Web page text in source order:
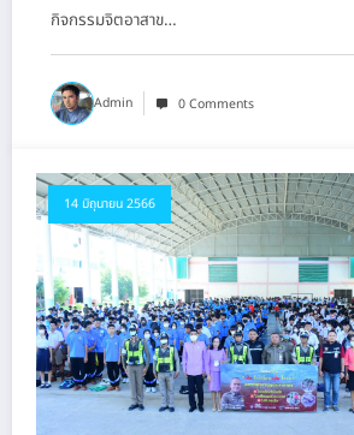
กิจกรรมจิตอาสาข…
Admin 0 Comments
14 มิถุนายน 2566